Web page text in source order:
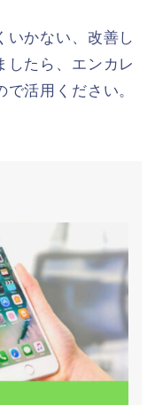
いかない、改善し
したら、エンカレ
活用ください。